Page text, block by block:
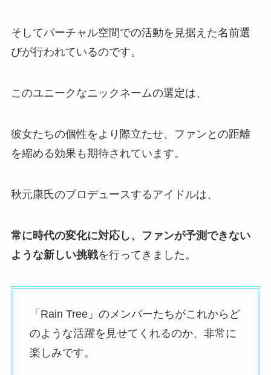
そしてバーチャル空間での活動を見据えた名前選
びが行われているのです。
このユニークなニックネームの選定は、
彼女たちの個性をより際立たせ、ファンとの距離
を縮める効果も期待されています。
秋元康氏のプロデュースするアイドルは、
常に時代の変化に対応し、ファンが予測できない
ような新しい挑戦を行ってきました。
「Rain Tree」のメンバーたちがこれからど
のような活躍を見せてくれるのか、非常に
楽しみです。